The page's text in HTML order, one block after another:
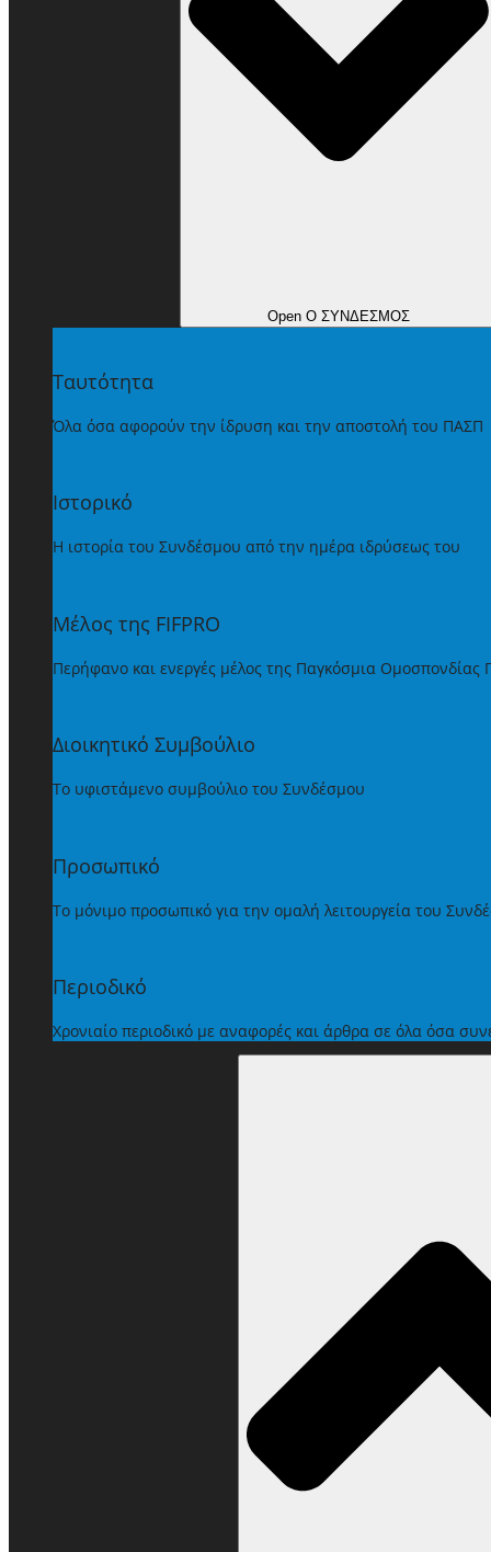
Open Ο ΣΥΝΔΕΣΜΟΣ
Ταυτότητα
Όλα όσα αφορούν την ίδρυση και την αποστολή του ΠΑΣΠ
Ιστορικό
Η ιστορία του Συνδέσμου από την ημέρα ιδρύσεως του
Μέλος της FIFPRO
Περήφανο και ενεργές μέλος της Παγκόσμια Ομοσπονδίας
Διοικητικό Συμβούλιο
Το υφιστάμενο συμβούλιο του Συνδέσμου
Προσωπικό
Το μόνιμο προσωπικό για την ομαλή λειτουργεία του
Περιοδικό
Χρονιαίο περιοδικό με αναφορές και άρθρα σε όλα όσα